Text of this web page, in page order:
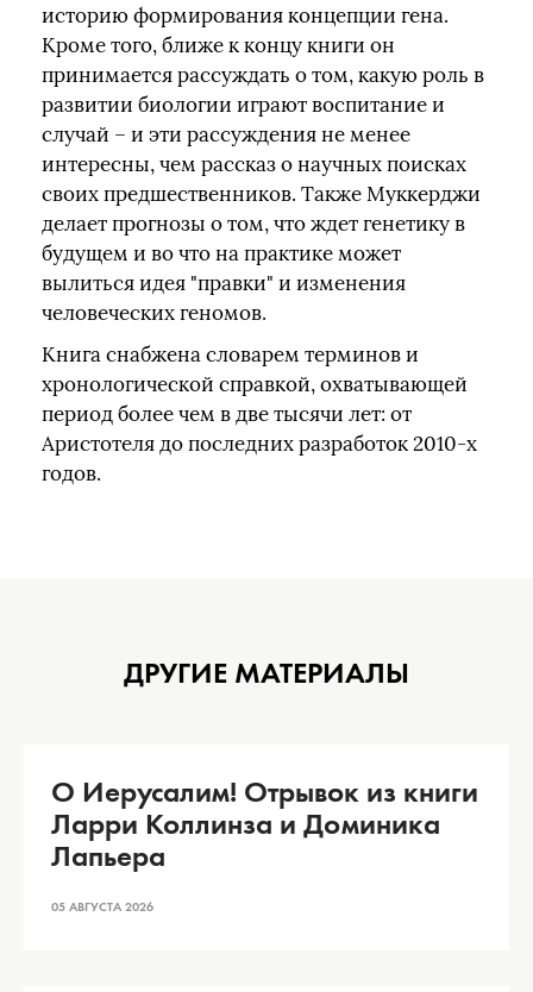
историю формирования концепции гена.
Кроме того, ближе к концу книги он
принимается рассуждать о том, какую роль в
развитии биологии играют воспитание и
случай – и эти рассуждения не менее
интересны, чем рассказ о научных поисках
своих предшественников. Также Муккерджи
делает прогнозы о том, что ждет генетику в
будущем и во что на практике может
вылиться идея "правки" и изменения
человеческих геномов.
Книга снабжена словарем терминов и
хронологической справкой, охватывающей
период более чем в две тысячи лет: от
Аристотеля до последних разработок 2010-х
годов.
ДРУГИЕ МАТЕРИАЛЫ
О Иерусалим! Отрывок из книги
Ларри Коллинза и Доминика
Лапьера
05 АВГУСТА 2026